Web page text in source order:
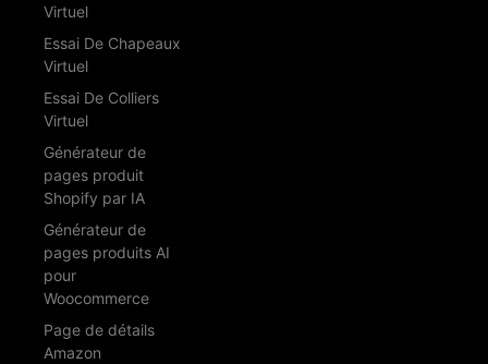
Virtuel
Essai De Chapeaux
Virtuel
Essai De Colliers
Virtuel
Générateur de
pages produit
Shopify par IA
Générateur de
pages produits AI
pour
Woocommerce
Page de détails
Amazon